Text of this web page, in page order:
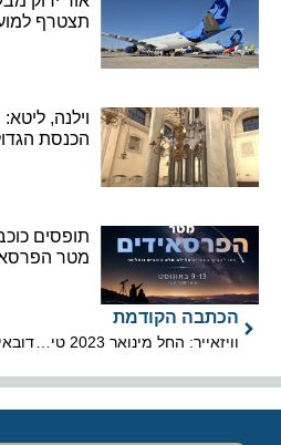
תצטרף
וילנה, ליטא:
הכנסת הגדול
תופסים כוכב
מטר הפרסאידים
הכתבה הקודמת
וויזאייר: החל מינואר 2023 טיסות לסוצ'אבה, רומניה